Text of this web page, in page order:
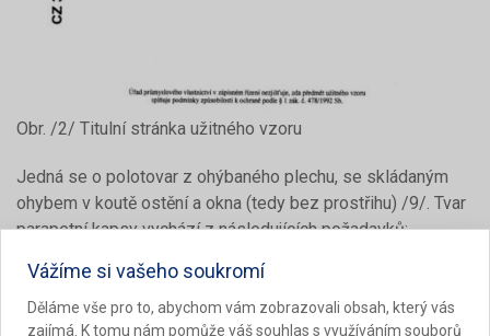
Obr. /2/ Titulní stránka užitného vzoru
Jedná se o polotovar z ohýbaného plechu, se skládaným
ohybem v koutě ostění a okna (tedy bez prostřihu) /9/. Tvar
parapetní kapsy vychází z následujících požadavků:
šířka ležaté spodní plochy dostatečná pro umístění
pryžového těsnění a vymezení odvodněné dekompresní
dutiny mezi těsněním a bokem kapsy,
Vážíme si vašeho soukromí
Děláme vše pro to, abychom vám zobrazovali obsah, který vás
zajímá. K tomu nám pomůže váš souhlas s využíváním souborů